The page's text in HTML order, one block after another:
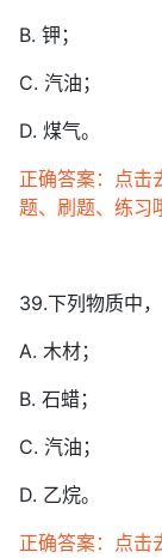
B. 钾；
C. 汽油；
D. 煤气。
正确答案：点击
题、刷题、练习
39.下列物质中
A. 木材；
B. 石蜡；
C. 汽油；
D. 乙烷。
正确答案：点击